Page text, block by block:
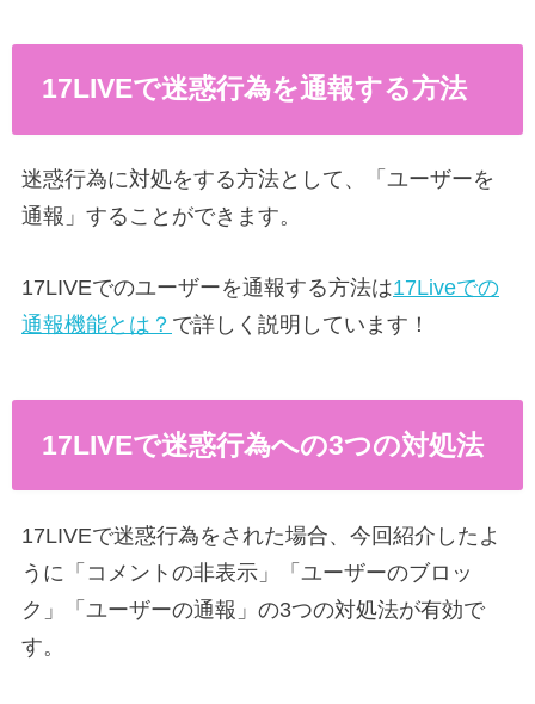
17LIVEで迷惑行為を通報する方法
迷惑行為に対処をする方法として、「ユーザーを
通報」することができます。
17LIVEでのユーザーを通報する方法は17Liveでの
通報機能とは？ で詳しく説明しています！
17LIVEで迷惑行為への3つの対処法
17LIVEで迷惑行為をされた場合、今回紹介したよ
うに「コメントの非表示」「ユーザーのブロッ
ク」「ユーザーの通報」の3つの対処法が有効で
す。